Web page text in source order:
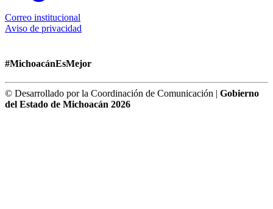
Correo institucional
Aviso de privacidad
#MichoacánEsMejor
© Desarrollado por la Coordinación de Comunicación | Gobierno
del Estado de Michoacán 2026